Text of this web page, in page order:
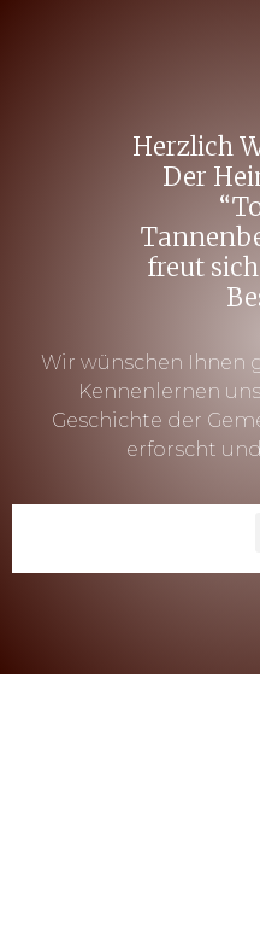
Herzlich
Der
freut
Wir wünschen Ihnen
Kennenlernen
Geschichte der
erforscht